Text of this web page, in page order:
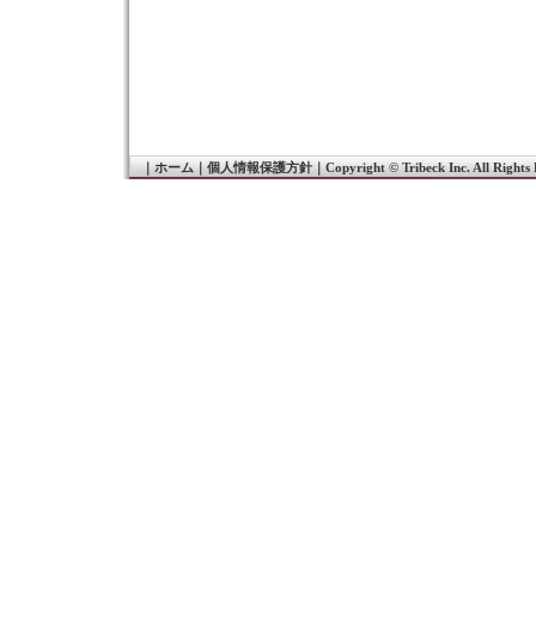
ホーム｜ 個人情報保護方針｜ Copyright © Tribeck Inc. All Rights